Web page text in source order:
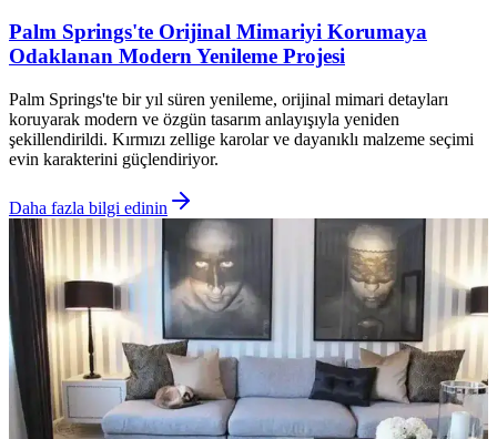
Palm Springs'te Orijinal Mimariyi Korumaya
Odaklanan Modern Yenileme Projesi
Palm Springs'te bir yıl süren yenileme, orijinal mimari detayları
koruyarak modern ve özgün tasarım anlayışıyla yeniden
şekillendirildi. Kırmızı zellige karolar ve dayanıklı malzeme seçimi
evin karakterini güçlendiriyor.
Daha fazla bilgi edinin